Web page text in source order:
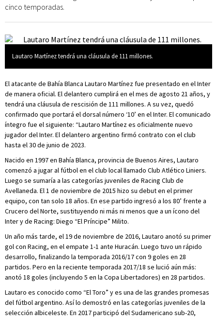
cinco temporadas.
Lautaro Martínez tendrá una cláusula de 111 millones.
El atacante de Bahía Blanca Lautaro Martínez fue presentado en el Inter
de manera oficial. El delantero cumplirá en el mes de agosto 21 años, y
tendrá una cláusula de rescisión de 111 millones. A su vez, quedó
confirmado que portará el dorsal número ‘10’ en el Inter. El comunicado
íntegro fue el siguiente: “Lautaro Martínez es oficialmente nuevo
jugador del Inter. El delantero argentino firmó contrato con el club
hasta el 30 de junio de 2023.
Nacido en 1997 en Bahía Blanca, provincia de Buenos Aires, Lautaro
comenzó a jugar al fútbol en el club local llamado Club Atlético Liniers.
Luego se sumaría a las categorías juveniles de Racing Club de
Avellaneda. El 1 de noviembre de 2015 hizo su debut en el primer
equipo, con tan solo 18 años. En ese partido ingresó a los 80’ frente a
Crucero del Norte, sustituyendo ni más ni menos que a un ícono del
Inter y de Racing: Diego “El Príncipe” Milito.
Un año más tarde, el 19 de noviembre de 2016, Lautaro anotó su primer
gol con Racing, en el empate 1-1 ante Huracán. Luego tuvo un rápido
desarrollo, finalizando la temporada 2016/17 con 9 goles en 28
partidos. Pero en la reciente temporada 2017/18 se lució aún más:
anotó 18 goles (incluyendo 5 en la Copa Libertadores) en 28 partidos.
Lautaro es conocido como “El Toro” y es una de las grandes promesas
del fútbol argentino. Así lo demostró en las categorías juveniles de la
selección albiceleste. En 2017 participó del Sudamericano sub-20,